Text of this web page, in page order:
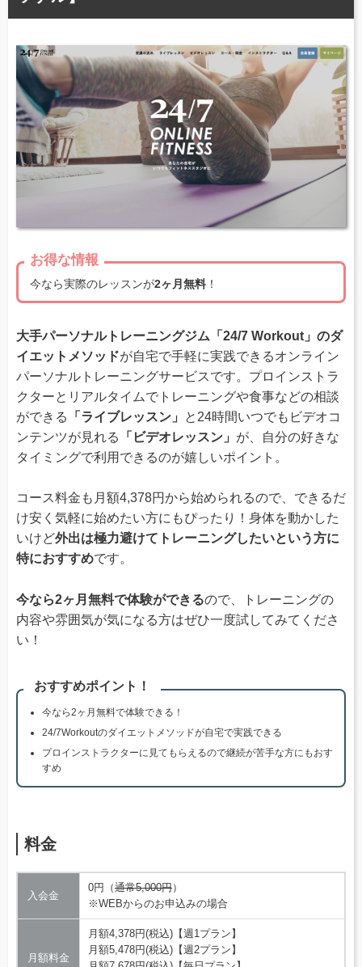
お得な情報
今なら実際のレッスンが2ヶ月無料 ！
大手パーソナルトレーニングジム「24/7 Workout」のダ
イエットメソッドが自宅で手軽に実践できるオンライン
パーソナルトレーニングサービスです。プロインストラ
クターとリアルタイムでトレーニングや食事などの相談
ができる
「ライブレッスン」
と24時間いつでもビデオコ
ンテンツが見れる
「ビデオレッスン」 が、自分の好きな
タイミングで利用できるのが嬉しいポイント。
コース料金も月額4,378円から始められるので、できるだ
け安く気軽に始めたい方にもぴったり！身体を動かした
いけど外出は極力避けてトレーニングしたいという方に
特におすすめです。
今なら2ヶ月無料で体験ができるので、トレーニングの
内容や雰囲気が気になる方はぜひ一度試してみてくださ
い！
おすすめポイント！
今なら2ヶ月無料で体験できる！
24/7Workoutのダイエットメソッドが自宅で実践できる
プロインストラクターに見てもらえるので継続が苦手な方にもおす
すめ
料金
入会金
0円（通常5,000円）
※WEBからのお申込みの場合
月額料金
月額4,378円(税込)【週1プラン】
月額5,478円(税込)【週2プラン】